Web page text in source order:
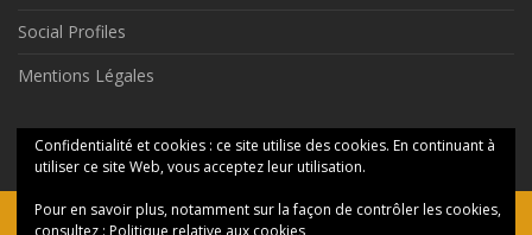
Social Profiles
Mentions Légales
© 2026 Audio Video Feel
Ceci est une boutique de présentation — aucune commande ne
Confidentialité et cookies : ce site utilise des cookies. En continuant à
utiliser ce site Web, vous acceptez leur utilisation.
Pour en savoir plus, notamment sur la façon de contrôler les cookies,
consultez : Politique relative aux cookies